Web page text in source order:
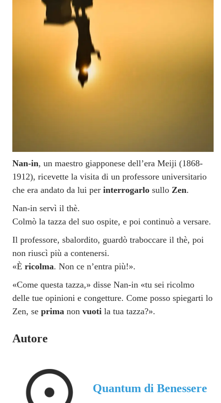
Nan-in, un maestro giapponese dell’era Meiji (1868-
1912), ricevette la visita di un professore universitario
che era andato da lui per interrogarlo sullo Zen.
Nan-in servì il thè.
Colmò la tazza del suo ospite, e poi continuò a versare.
Il professore, sbalordito, guardò traboccare il thè, poi
non riuscì più a contenersi.
«È ricolma. Non ce n’entra più!».
«Come questa tazza,» disse Nan-in «tu sei ricolmo
delle tue opinioni e congetture. Come posso spiegarti lo
Zen, se prima non vuoti la tua tazza?».
Autore
Quantum di Benessere